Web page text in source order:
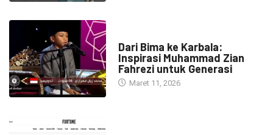
Dari Bima ke Karbala:
Inspirasi Muhammad Zian
Fahrezi untuk Generasi
Maret 11, 2026